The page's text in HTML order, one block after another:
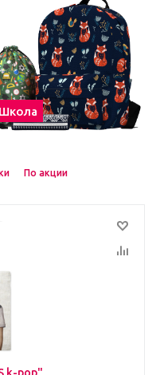
Школа
По акции